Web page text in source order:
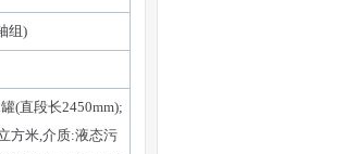
组)
(直段长2450mm);
方米,介质:液态污